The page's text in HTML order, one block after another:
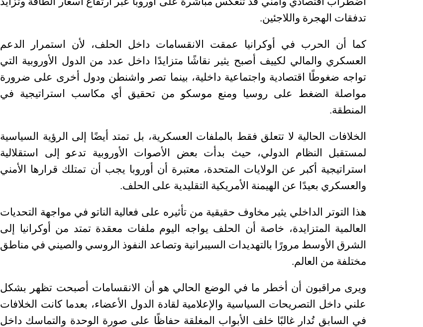
تدفقات الهجرة واللاجئين.
كما أن الحرب في أوكرانيا عمقت الانقسامات داخل الحلف، لأن استمرار الدعم
العسكري والمالي لكييف أصبح يثير نقاشًا متزايدًا داخل عدد من الدول الأوروبية التي
تواجه ضغوطًا اقتصادية واجتماعية داخلية، بينما تصر واشنطن ودول أخرى على ضرورة
مواصلة الضغط على روسيا ومنع موسكو من تحقيق أي مكاسب استراتيجية في
المنطقة.
الخلافات الحالية لا تتعلق فقط بالملفات العسكرية، بل تمتد أيضًا إلى الرؤية السياسية
لمستقبل النظام الدولي، حيث بدأت بعض الأصوات الأوروبية تدعو إلى استقلالية
استراتيجية أكبر عن الولايات المتحدة، معتبرة أن أوروبا يجب أن تمتلك قرارها الأمني
والعسكري بعيدًا عن الهيمنة الأمريكية التقليدية على الحلف.
هذا التوتر الداخلي يثير مخاوف حقيقية من تأثيره على فعالية الناتو في مواجهة التحديات
العالمية المتزايدة، خاصة أن الحلف يواجه اليوم ملفات معقدة تمتد من أوكرانيا إلى
الشرق الأوسط مرورًا بالتهديدات السيبرانية وتصاعد النفوذ الروسي والصيني في مناطق
مختلفة من العالم.
ويرى مراقبون أن أخطر ما في الوضع الحالي هو أن الانقسامات أصبحت تظهر بشكل
علني داخل التصريحات السياسية والإعلامية لقادة الدول الأعضاء، بعدما كانت الخلافات
في السابق تُدار غالبًا خلف الأبواب المغلقة حفاظًا على صورة الوحدة والتماسك داخل